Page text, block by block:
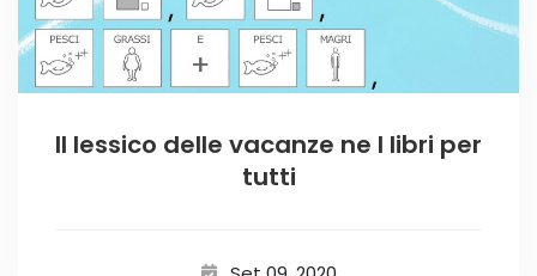
Il lessico delle vacanze ne I libri per
tutti